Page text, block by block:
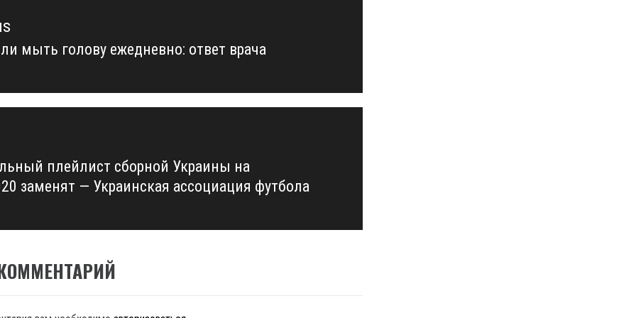
мыть голову ежедневно: ответ врача
плейлист сборной Украины на
заменят — Украинская ассоциация футбола